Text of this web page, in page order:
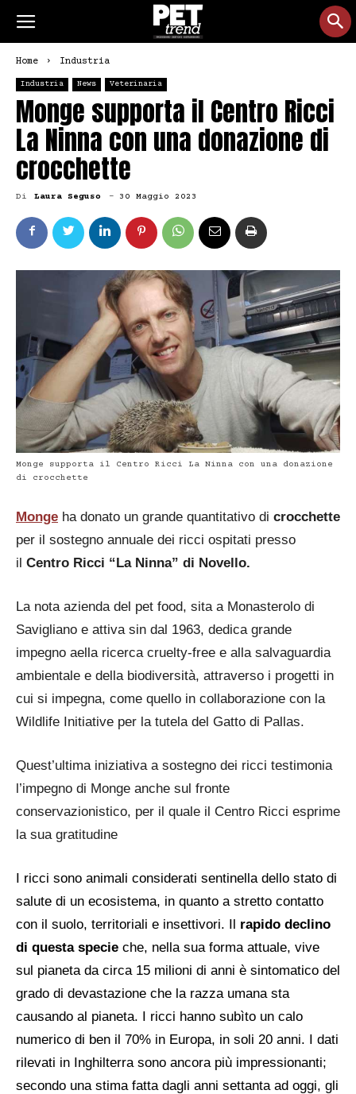
Home Industria
Industria News Veterinaria
Monge supporta il Centro Ricci
La Ninna con una donazione di
crocchette
Di Laura Seguso - 30 Maggio 2023
Monge supporta il Centro Ricci La Ninna con una donazione
di crocchette
Monge ha donato un grande quantitativo di crocchette
per il sostegno annuale dei ricci ospitati presso
il Centro Ricci “La Ninna” di Novello.
La nota azienda del pet food, sita a Monasterolo di
Savigliano e attiva sin dal 1963, dedica grande
impegno aella ricerca cruelty-free e alla salvaguardia
ambientale e della biodiversità, attraverso i progetti in
cui si impegna, come quello in collaborazione con la
Wildlife Initiative per la tutela del Gatto di Pallas.
Quest’ultima iniziativa a sostegno dei ricci testimonia
l’impegno di Monge anche sul fronte
conservazionistico, per il quale il Centro Ricci esprime
la sua gratitudine
I ricci sono animali considerati sentinella dello stato di
salute di un ecosistema, in quanto a stretto contatto
con il suolo, territoriali e insettivori. Il rapido declino
di questa specie che, nella sua forma attuale, vive
sul pianeta da circa 15 milioni di anni è sintomatico del
grado di devastazione che la razza umana sta
causando al pianeta. I ricci hanno subìto un calo
numerico di ben il 70% in Europa, in soli 20 anni. I dati
rilevati in Inghilterra sono ancora più impressionanti;
secondo una stima fatta dagli anni settanta ad oggi, gli